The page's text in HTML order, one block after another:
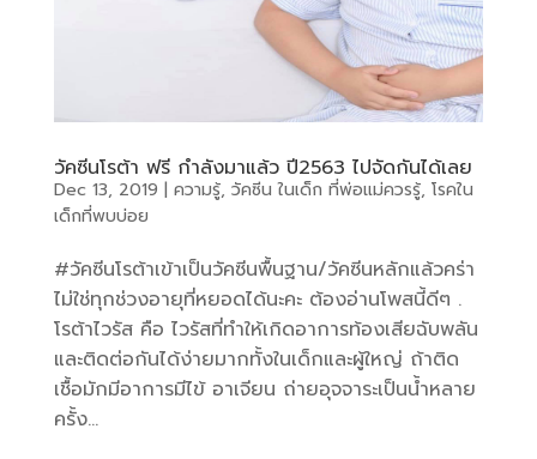
วัคซีนโรต้า ฟรี กำลังมาแล้ว ปี2563 ไปจัดกันได้เลย
Dec 13, 2019 | ความรู้, วัคซีน ในเด็ก ที่พ่อแม่ควรรู้, โรคใน
เด็กที่พบบ่อย
#วัคซีนโรต้าเข้าเป็นวัคซีนพื้นฐาน/วัคซีนหลักแล้วคร่า
ไม่ใช่ทุกช่วงอายุที่หยอดได้นะคะ ต้องอ่านโพสนี้ดีๆ .
โรต้าไวรัส คือ ไวรัสที่ทำให้เกิดอาการท้องเสียฉับพลัน
และติดต่อกันได้ง่ายมากทั้งในเด็กและผู้ใหญ่ ถ้าติด
เชื้อมักมีอาการมีไข้ อาเจียน ถ่ายอุจจาระเป็นน้ำหลาย
ครั้ง...